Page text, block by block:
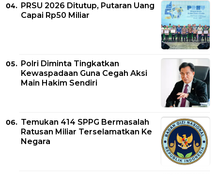
PRSU 2026 Ditutup, Putaran Uang
Capai Rp50 Miliar
Polri Diminta Tingkatkan
Kewaspadaan Guna Cegah Aksi
Main Hakim Sendiri
Temukan 414 SPPG Bermasalah
Ratusan Miliar Terselamatkan Ke
Negara